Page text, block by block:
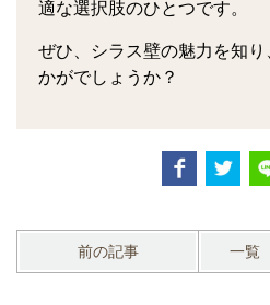
適な選択肢のひとつです。
ぜひ、シラス壁の魅力を知
かがでしょうか？
前の記事 一覧